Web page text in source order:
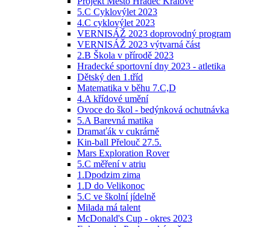
5.C Cyklovýlet 2023
4.C cyklovýlet 2023
VERNISÁŽ 2023 doprovodný program
VERNISÁŽ 2023 výtvarná část
2.B Škola v přírodě 2023
Hradecké sportovní dny 2023 - atletika
Dětský den 1.tříd
Matematika v běhu 7.C,D
4.A křídové umění
Ovoce do škol - bedýnková ochutnávka
5.A Barevná matika
Dramaťák v cukrárně
Kin-ball Přelouč 27.5.
Mars Exploration Rover
5.C měření v atriu
1.Dpodzim zima
1.D do Velikonoc
5.C ve školní jídelně
Milada má talent
McDonald's Cup - okres 2023